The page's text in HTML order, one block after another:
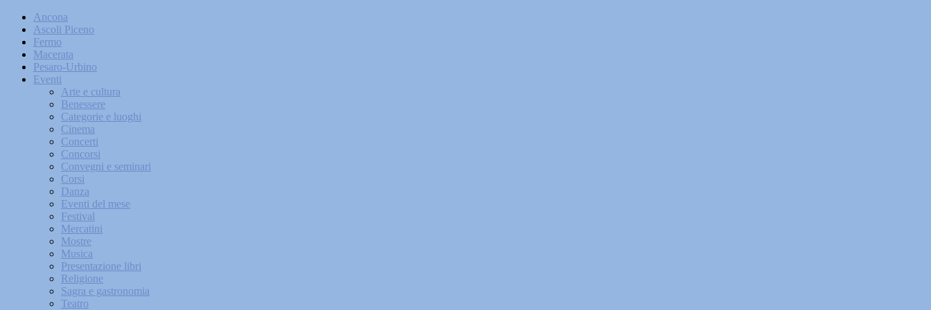
Ancona
Ascoli Piceno
Fermo
Macerata
Pesaro-Urbino
Eventi
Arte e cultura
Benessere
Categorie e luoghi
Cinema
Concerti
Concorsi
Convegni e seminari
Corsi
Danza
Eventi del mese
Festival
Mercatini
Mostre
Musica
Presentazione libri
Religione
Sagra e gastronomia
Teatro